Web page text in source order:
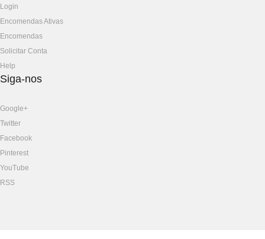
Login
Encomendas Ativas
Encomendas
Solicitar Conta
Help
Siga-nos
Google+
Twitter
Facebook
Pinterest
YouTube
RSS